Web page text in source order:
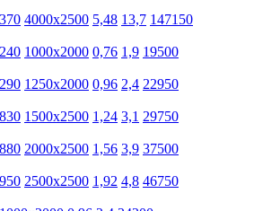
4000х2500 5,48 13,7 147150
1000х2000 0,76 1,9 19500
1250х2000 0,96 2,4 22950
1500х2500 1,24 3,1 29750
2000х2500 1,56 3,9 37500
2500х2500 1,92 4,8 46750